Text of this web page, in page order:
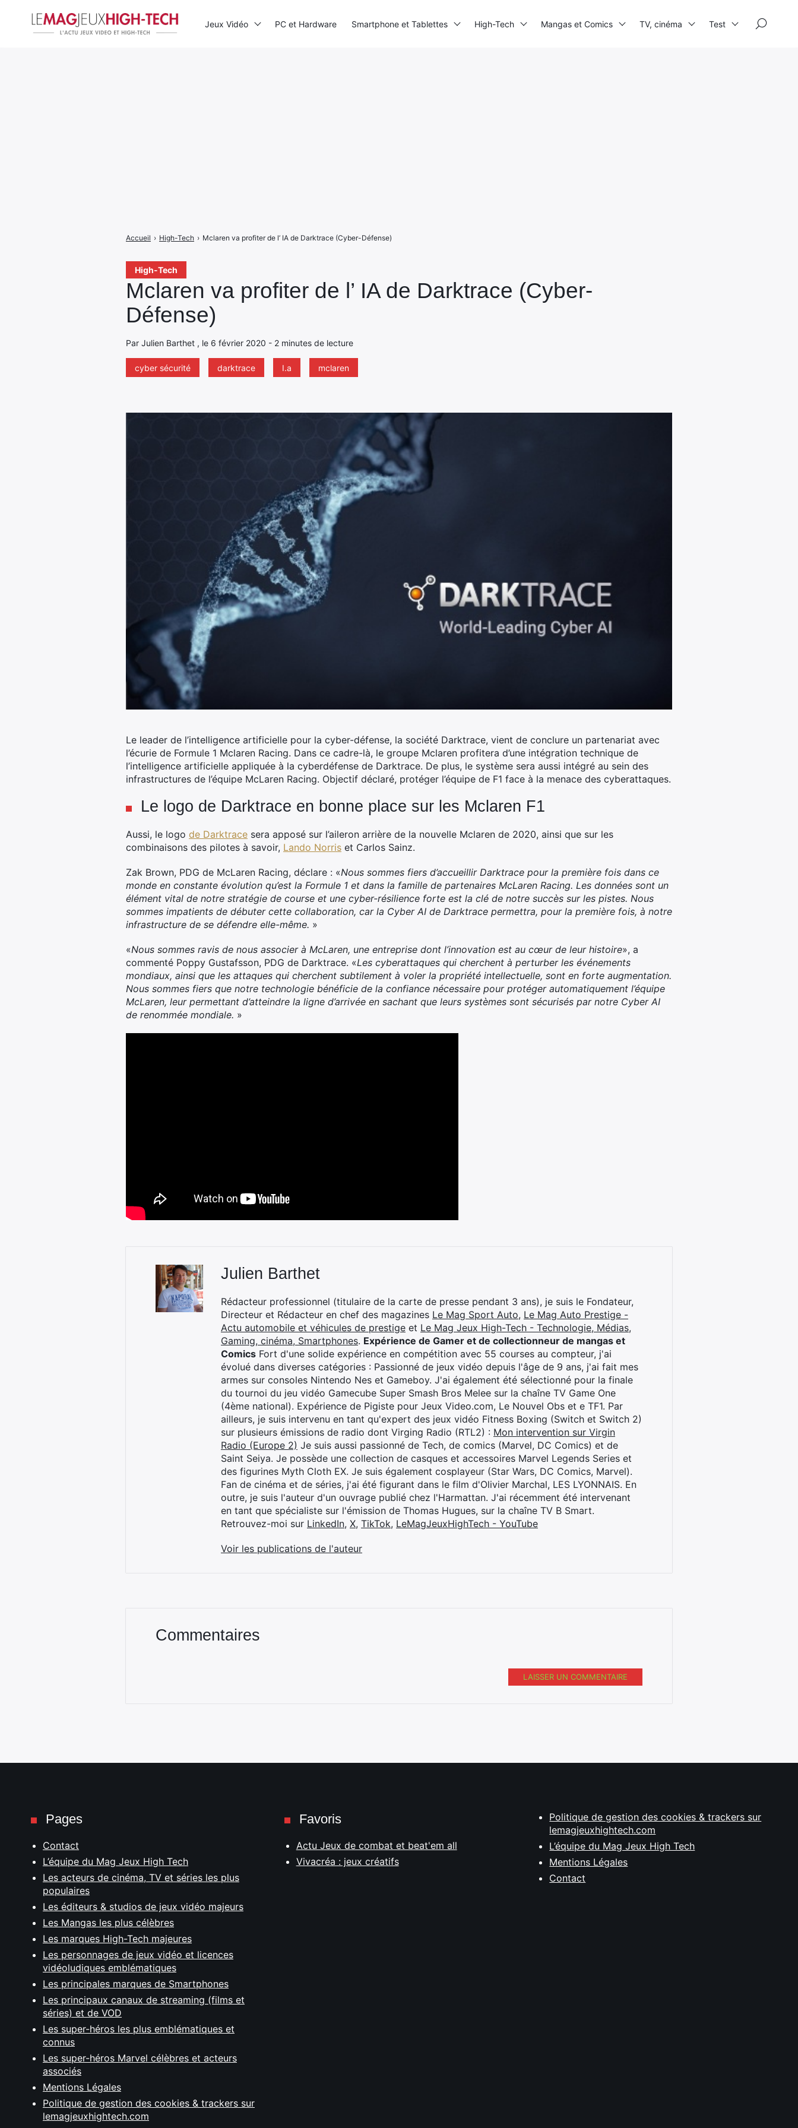
High-Tech
Mclaren va profiter de l’ IA de Darktrace (Cyber-
Défense)
Par Julien Barthet , le 6 février 2020 - 2 minutes de lecture
cyber sécurité darktrace I.a mclaren
Accueil › High-Tech › Mclaren va profiter de l’ IA de Darktrace (Cyber-Défense)
Le leader de l’intelligence artificielle pour la cyber-défense, la société Darktrace, vient de conclure un partenariat avec
l’écurie de Formule 1 Mclaren Racing. Dans ce cadre-là, le groupe Mclaren profitera d’une intégration technique de
l’intelligence artificielle appliquée à la cyberdéfense de Darktrace. De plus, le système sera aussi intégré au sein des
infrastructures de l’équipe McLaren Racing. Objectif déclaré, protéger l’équipe de F1 face à la menace des cyberattaques.
Le logo de Darktrace en bonne place sur les Mclaren F1
Aussi, le logo de Darktrace sera apposé sur l’aileron arrière de la nouvelle Mclaren de 2020, ainsi que sur les
combinaisons des pilotes à savoir, Lando Norris et Carlos Sainz.
Zak Brown, PDG de McLaren Racing, déclare : «Nous sommes fiers d’accueillir Darktrace pour la première fois dans ce
monde en constante évolution qu’est la Formule 1 et dans la famille de partenaires McLaren Racing. Les données sont un
élément vital de notre stratégie de course et une cyber-résilience forte est la clé de notre succès sur les pistes. Nous
sommes impatients de débuter cette collaboration, car la Cyber AI de Darktrace permettra, pour la première fois, à notre
infrastructure de se défendre elle-même. »
«Nous sommes ravis de nous associer à McLaren, une entreprise dont l’innovation est au cœur de leur histoire», a
commenté Poppy Gustafsson, PDG de Darktrace. «Les cyberattaques qui cherchent à perturber les événements
mondiaux, ainsi que les attaques qui cherchent subtilement à voler la propriété intellectuelle, sont en forte augmentation.
Nous sommes fiers que notre technologie bénéficie de la confiance nécessaire pour protéger automatiquement l’équipe
McLaren, leur permettant d’atteindre la ligne d’arrivée en sachant que leurs systèmes sont sécurisés par notre Cyber AI
de renommée mondiale. »
Julien Barthet
Rédacteur professionnel (titulaire de la carte de presse pendant 3 ans), je suis le Fondateur,
Directeur et Rédacteur en chef des magazines Le Mag Sport Auto, Le Mag Auto Prestige -
Actu automobile et véhicules de prestige et Le Mag Jeux High-Tech - Technologie, Médias,
Gaming, cinéma, Smartphones. Expérience de Gamer et de collectionneur de mangas et
Comics Fort d'une solide expérience en compétition avec 55 courses au compteur, j'ai
évolué dans diverses catégories : Passionné de jeux vidéo depuis l'âge de 9 ans, j'ai fait mes
armes sur consoles Nintendo Nes et Gameboy. J'ai également été sélectionné pour la finale
du tournoi du jeu vidéo Gamecube Super Smash Bros Melee sur la chaîne TV Game One
(4ème national). Expérience de Pigiste pour Jeux Video.com, Le Nouvel Obs et e TF1. Par
ailleurs, je suis intervenu en tant qu'expert des jeux vidéo Fitness Boxing (Switch et Switch 2)
sur plusieurs émissions de radio dont Virging Radio (RTL2) : Mon intervention sur Virgin
Radio (Europe 2) Je suis aussi passionné de Tech, de comics (Marvel, DC Comics) et de
Saint Seiya. Je possède une collection de casques et accessoires Marvel Legends Series et
des figurines Myth Cloth EX. Je suis également cosplayeur (Star Wars, DC Comics, Marvel).
Fan de cinéma et de séries, j'ai été figurant dans le film d'Olivier Marchal, LES LYONNAIS. En
outre, je suis l'auteur d'un ouvrage publié chez l'Harmattan. J'ai récemment été intervenant
en tant que spécialiste sur l'émission de Thomas Hugues, sur la chaîne TV B Smart.
Retrouvez-moi sur LinkedIn, X, TikTok, LeMagJeuxHighTech - YouTube
Voir les publications de l'auteur
Commentaires
LAISSER UN COMMENTAIRE
Jeux Vidéo PC et Hardware Smartphone et Tablettes High-Tech Mangas et Comics TV, cinéma Test
Pages
Contact
L’équipe du Mag Jeux High Tech
Les acteurs de cinéma, TV et séries les plus
populaires
Les éditeurs & studios de jeux vidéo majeurs
Les Mangas les plus célèbres
Les marques High-Tech majeures
Les personnages de jeux vidéo et licences
vidéoludiques emblématiques
Les principales marques de Smartphones
Les principaux canaux de streaming (films et
séries) et de VOD
Les super-héros les plus emblématiques et
connus
Les super-héros Marvel célèbres et acteurs
associés
Mentions Légales
Politique de gestion des cookies & trackers sur
lemagjeuxhightech.com
Favoris
Actu Jeux de combat et beat'em all
Vivacréa : jeux créatifs
Politique de gestion des cookies & trackers sur
lemagjeuxhightech.com
L’équipe du Mag Jeux High Tech
Mentions Légales
Contact